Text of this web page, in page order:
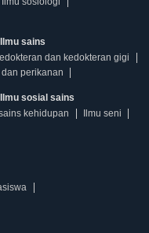
sains
dan kedokteran gigi
dan perikanan
sosial sains
sains kehidupan
Ilmu seni